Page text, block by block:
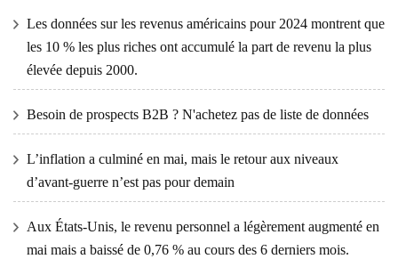
Les données sur les revenus américains pour 2024 montrent que
les 10 % les plus riches ont accumulé la part de revenu la plus
élevée depuis 2000.
Besoin de prospects B2B ? N'achetez pas de liste de données
L’inflation a culminé en mai, mais le retour aux niveaux
d’avant-guerre n’est pas pour demain
Aux États-Unis, le revenu personnel a légèrement augmenté en
mai mais a baissé de 0,76 % au cours des 6 derniers mois.